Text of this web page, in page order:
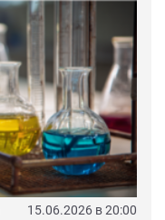
15.06.2026 в 20:00